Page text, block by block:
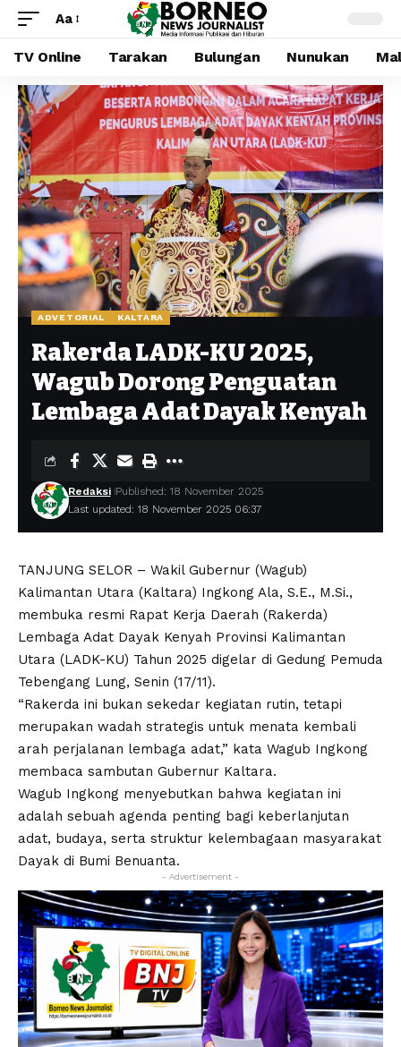
Aa
TV Online Tarakan Bulungan Nunukan
ADVETORIAL KALTARA
Rakerda LADK-KU 2025,
Wagub Dorong Penguatan
Lembaga Adat Dayak Kenyah
Last updated: 18 November 2025 06:37
Redaksi Published: 18 November 2025
TANJUNG SELOR – Wakil Gubernur (Wagub)
Kalimantan Utara (Kaltara) Ingkong Ala, S.E., M.Si.,
membuka resmi Rapat Kerja Daerah (Rakerda)
Lembaga Adat Dayak Kenyah Provinsi Kalimantan
Utara (LADK-KU) Tahun 2025 digelar di Gedung Pemuda
Tebengang Lung, Senin (17/11).
“Rakerda ini bukan sekedar kegiatan rutin, tetapi
merupakan wadah strategis untuk menata kembali
arah perjalanan lembaga adat,” kata Wagub Ingkong
membaca sambutan Gubernur Kaltara.
Wagub Ingkong menyebutkan bahwa kegiatan ini
adalah sebuah agenda penting bagi keberlanjutan
adat, budaya, serta struktur kelembagaan masyarakat
Dayak di Bumi Benuanta.
- Advertisement -